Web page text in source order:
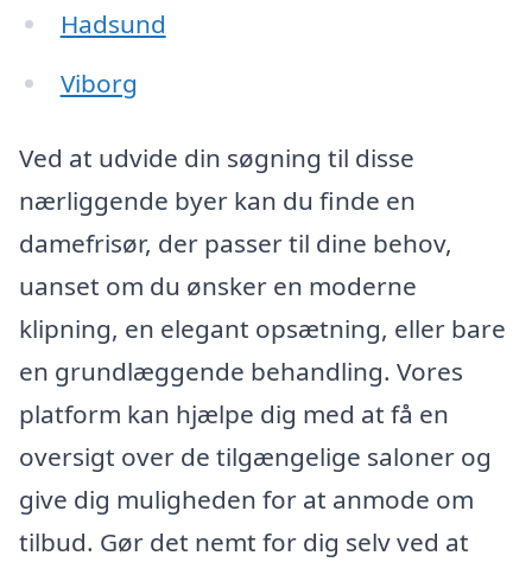
Hadsund
Viborg
Ved at udvide din søgning til disse
nærliggende byer kan du finde en
damefrisør, der passer til dine behov,
uanset om du ønsker en moderne
klipning, en elegant opsætning, eller bare
en grundlæggende behandling. Vores
platform kan hjælpe dig med at få en
oversigt over de tilgængelige saloner og
give dig muligheden for at anmode om
tilbud. Gør det nemt for dig selv ved at